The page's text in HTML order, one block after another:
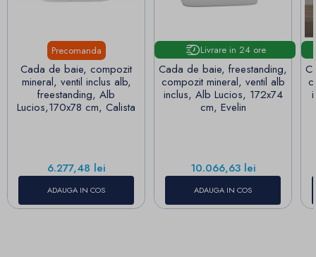
Precomanda
Cada de baie, compozit
mineral, ventil inclus alb,
freestanding, Alb
Lucios,170x78 cm, Calista
Pret
6.277,48 lei
ADAUGA IN COS
Livrare in 24 ore
Cada de baie, freestanding,
compozit mineral, ventil alb
inclus, Alb Lucios, 172x74
cm, Evelin
Pret
10.066,63 lei
ADAUGA IN COS